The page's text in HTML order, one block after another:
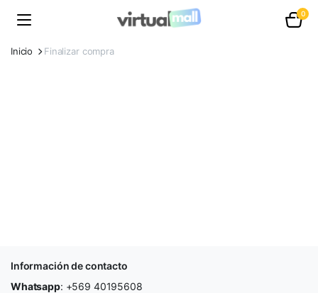
0
Inicio Finalizar compra
Información de contacto
Whatsapp: +569 40195608